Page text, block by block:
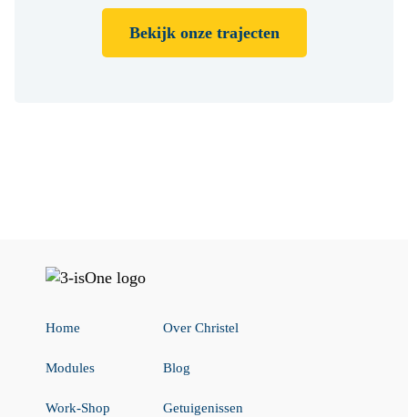
Bekijk onze trajecten
Home
Modules
Work-Shop
Over Christel
Blog
Getuigenissen